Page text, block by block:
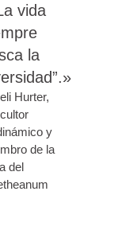
vida
la
Hurter,
y
de la
del